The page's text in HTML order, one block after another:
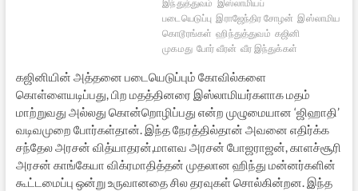
இந்துத்துவம் இஸ்லாமியப்
படையெடுப்பு இராஜேந்திர சோழன் இஸ்லாமிய
கொடூரங்கள் ஹிந்துத்துவம் கஜினி
முகமது போர் வீரன் வீர இந்துக்கள்
கஜினியின் அத்தனை படையெடுப்பும் கோவில்களை
கொள்ளையடிப்பது, பிற மதத்தினரை இஸ்லாமியர்களாக மதம்
மாற்றுவது அல்லது கொன்றொழிப்பது என்ற முழுமையான ‘ஜிஹாதி’
வடிவமுறை போர்கள்தான். இந்த நேரத்தில்தான் அவனை எதிர்க்க
சந்தேல அரசன் வித்யாதரன்,மாளவ அரசன் போஜராஜன், காளச்சூரி
அரசன் காங்கேயா விக்ரமாதித்தன் முதலான ஹிந்து மன்னர்களின்
கூட்டமைப்பு ஒன்று உருவானதை சில தரவுகள் சொல்கின்றன. இந்த